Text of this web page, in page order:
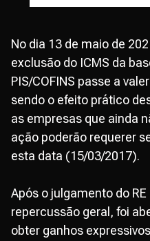
No dia 13 de maio de
exclusão do ICMS da
PIS/COFINS passe a
sendo o efeito prático
as empresas que ainda
ação poderão requerer
esta data (15/03/2017).
Após o julgamento do
repercussão geral, foi
obter ganhos